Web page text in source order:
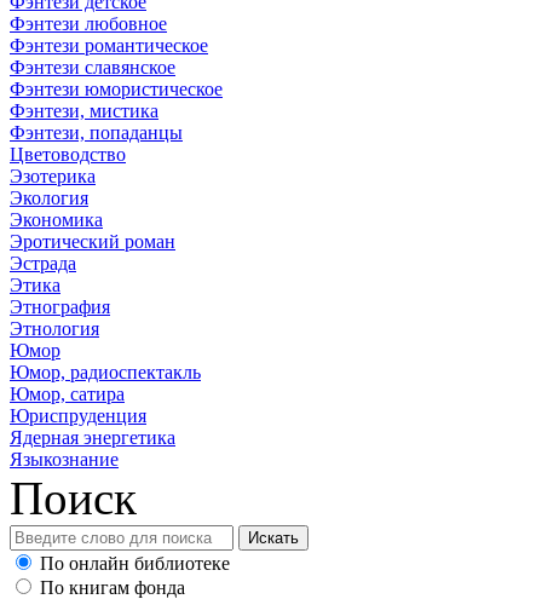
Фэнтези любовное
Фэнтези романтическое
Фэнтези славянское
Фэнтези юмористическое
Фэнтези, мистика
Фэнтези, попаданцы
Цветоводство
Эзотерика
Экология
Экономика
Эротический роман
Эстрада
Этика
Этнография
Этнология
Юмор
Юмор, радиоспектакль
Юмор, сатира
Юриспруденция
Ядерная энергетика
Языкознание
Поиск
По онлайн библиотеке
По книгам фонда